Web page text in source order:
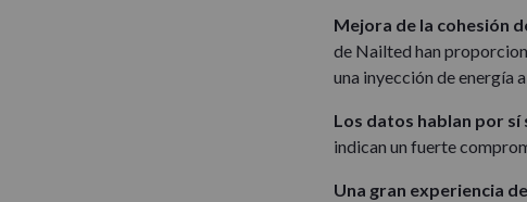
Mejora de la cohesión
de Nailted han
una inyección de energía
Los datos hablan por sí
indican un fuerte
Una gran experiencia